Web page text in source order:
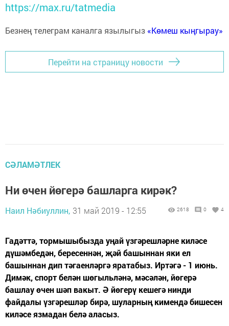
https://max.ru/tatmedia
Безнең телеграм каналга язылыгыз «Көмеш кыңгырау»
Перейти на страницу новости
СӘЛАМӘТЛЕК
Ни өчен йөгерә башларга кирәк?
Наил Нәбиуллин, 31 май 2019 - 12:55 2618 0 4
Гадәттә, тормышыбызда уңай үзгәрешләрне киләсе
дүшәмбедән, бересеннән, җәй башыннан яки ел
башыннан дип тәгаенләргә яратабыз. Иртәгә - 1 июнь.
Димәк, спорт белән шөгыльләнә, мәсәлән, йөгерә
башлау өчен шәп вакыт. Ә йөгерү кешегә нинди
файдалы үзгәрешләр бирә, шуларның кимендә бишесен
киләсе язмадан белә аласыз.